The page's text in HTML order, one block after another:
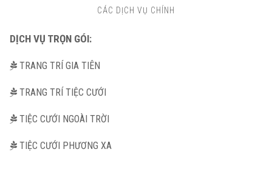
CÁC DỊCH VỤ CHÍNH
DỊCH VỤ TRỌN GÓI:
TRANG TRÍ GIA TIÊN
TRANG TRÍ TIỆC CƯỚI
TIỆC CƯỚI NGOÀI TRỜI
TIỆC CƯỚI PHƯƠNG XA